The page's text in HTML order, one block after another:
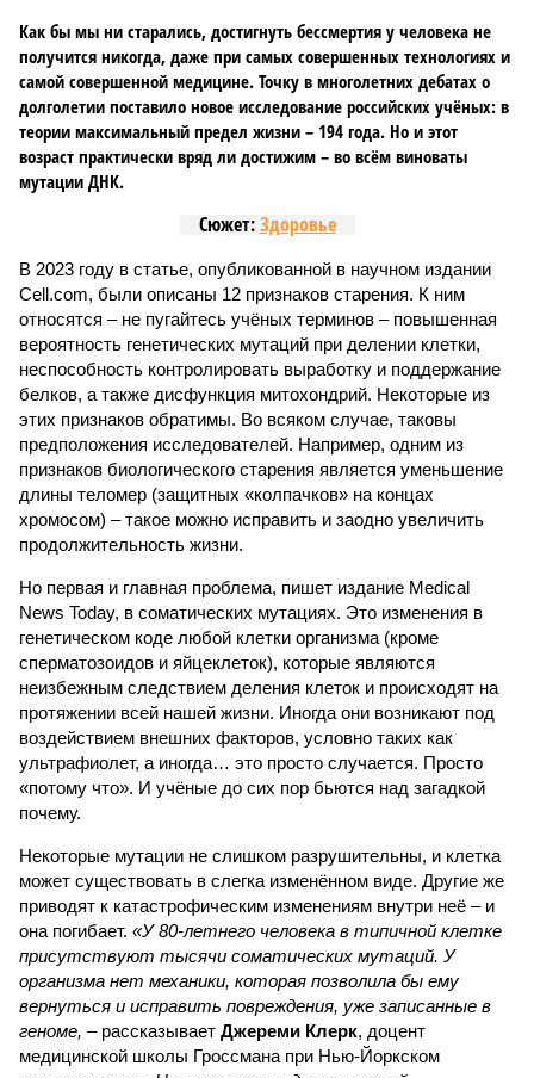
Как бы мы ни старались, достигнуть бессмертия у человека не
получится никогда, даже при самых совершенных технологиях и
самой совершенной медицине. Точку в многолетних дебатах о
долголетии поставило новое исследование российских учёных: в
теории максимальный предел жизни – 194 года. Но и этот
возраст практически вряд ли достижим – во всём виноваты
мутации ДНК.
Сюжет:Здоровье
В 2023 году в статье, опубликованной в научном издании
Cell.com, были описаны 12 признаков старения. К ним
относятся – не пугайтесь учёных терминов – повышенная
вероятность генетических мутаций при делении клетки,
неспособность контролировать выработку и поддержание
белков, а также дисфункция митохондрий. Некоторые из
этих признаков обратимы. Во всяком случае, таковы
предположения исследователей. Например, одним из
признаков биологического старения является уменьшение
длины теломер (защитных «колпачков» на концах
хромосом) – такое можно исправить и заодно увеличить
продолжительность жизни.
Но первая и главная проблема, пишет издание Medical
News Today, в соматических мутациях. Это изменения в
генетическом коде любой клетки организма (кроме
сперматозоидов и яйцеклеток), которые являются
неизбежным следствием деления клеток и происходят на
протяжении всей нашей жизни. Иногда они возникают под
воздействием внешних факторов, условно таких как
ультрафиолет, а иногда… это просто случается. Просто
«потому что». И учёные до сих пор бьются над загадкой
почему.
Некоторые мутации не слишком разрушительны, и клетка
может существовать в слегка изменённом виде. Другие же
приводят к катастрофическим изменениям внутри неё – и
она погибает. «У 80-летнего человека в типичной клетке
присутствуют тысячи соматических мутаций. У
организма нет механики, которая позволила бы ему
вернуться и исправить повреждения, уже записанные в
геноме, – рассказывает Джереми Клерк, доцент
медицинской школы Гроссмана при Нью-Йоркском